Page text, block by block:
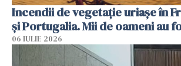
Incendii de vegetație uriașe în
și Portugalia. Mii de oameni au
06 IULIE 2026